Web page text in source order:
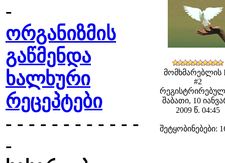
-
ორგანიზმის
გაწმენდა
ხალხური
რეცეპტები
- - - - - - - - - - - -
-
მომხმარებლის
#2
შაბათი, 10
2009 წ. 04:45
შეტყობინებები: